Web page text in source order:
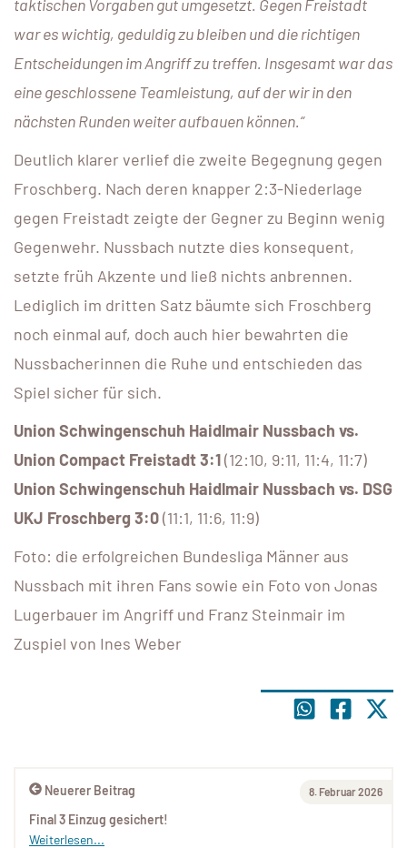
taktischen Vorgaben gut umgesetzt. Gegen Freistadt
war es wichtig, geduldig zu bleiben und die richtigen
Entscheidungen im Angriff zu treffen. Insgesamt war das
eine geschlossene Teamleistung, auf der wir in den
nächsten Runden weiter aufbauen können.“
Deutlich klarer verlief die zweite Begegnung gegen
Froschberg. Nach deren knapper 2:3-Niederlage
gegen Freistadt zeigte der Gegner zu Beginn wenig
Gegenwehr. Nussbach nutzte dies konsequent,
setzte früh Akzente und ließ nichts anbrennen.
Lediglich im dritten Satz bäumte sich Froschberg
noch einmal auf, doch auch hier bewahrten die
Nussbacherinnen die Ruhe und entschieden das
Spiel sicher für sich.
Union Schwingenschuh Haidlmair Nussbach vs.
Union Compact Freistadt 3:1(12:10, 9:11, 11:4, 11:7)
Union Schwingenschuh Haidlmair Nussbach vs. DSG
UKJ Froschberg 3:0(11:1, 11:6, 11:9)
Foto: die erfolgreichen Bundesliga Männer aus
Nussbach mit ihren Fans sowie ein Foto von Jonas
Lugerbauer im Angriff und Franz Steinmair im
Zuspiel von Ines Weber
Neuerer Beitrag 8. Februar 2026
Final 3 Einzug gesichert!
Weiterlesen...